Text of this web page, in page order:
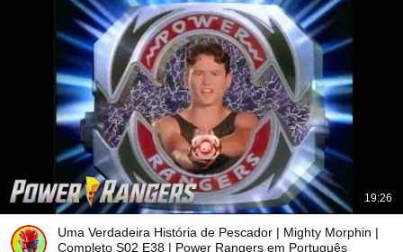
19:26
Uma Verdadeira História de Pescador | Mighty Morphin |
Completo S02 E38 | Power Rangers em Português